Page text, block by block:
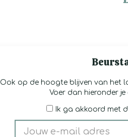
Ook op de hoogte blijven van het
Voer dan hieronder je
Ik ga akkoord met